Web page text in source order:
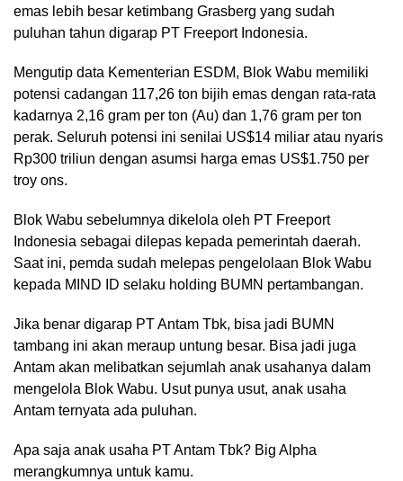
emas lebih besar ketimbang Grasberg yang sudah
puluhan tahun digarap PT Freeport Indonesia.
Mengutip data Kementerian ESDM, Blok Wabu memiliki
potensi cadangan 117,26 ton bijih emas dengan rata-rata
kadarnya 2,16 gram per ton (Au) dan 1,76 gram per ton
perak. Seluruh potensi ini senilai US$14 miliar atau nyaris
Rp300 triliun dengan asumsi harga emas US$1.750 per
troy ons.
Blok Wabu sebelumnya dikelola oleh PT Freeport
Indonesia sebagai dilepas kepada pemerintah daerah.
Saat ini, pemda sudah melepas pengelolaan Blok Wabu
kepada MIND ID selaku holding BUMN pertambangan.
Jika benar digarap PT Antam Tbk, bisa jadi BUMN
tambang ini akan meraup untung besar. Bisa jadi juga
Antam akan melibatkan sejumlah anak usahanya dalam
mengelola Blok Wabu. Usut punya usut, anak usaha
Antam ternyata ada puluhan.
Apa saja anak usaha PT Antam Tbk? Big Alpha
merangkumnya untuk kamu.